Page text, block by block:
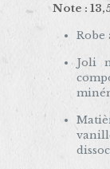
Note :
Robe
Joli